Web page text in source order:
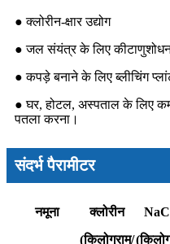
● क्लोरीन-क्षार उद्योग
● जल संयंत्र के लिए
● कपड़े बनाने के लिए ब्लीचिंग
● घर, होटल, अस्पताल के लिए
पतला करना।
संदर्भ पैरामीटर
नमूना
क्लोरीन
(किलोग्राम/